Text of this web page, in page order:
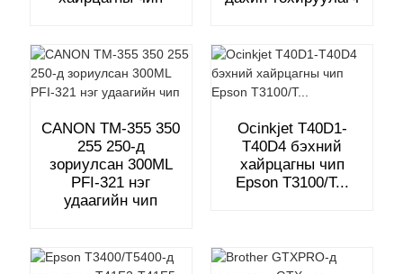
CANON TM-355 350
255 250-д
зориулсан 300ML
PFI-321 нэг
удаагийн чип
Ocinkjet T40D1-
T40D4 бэхний
хайрцагны чип
Epson T3100/T...